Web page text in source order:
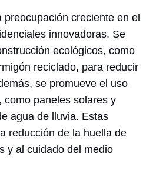
preocupación creciente en el
innovadoras. Se
ecológicos, como
reciclado, para reducir
se promueve el uso
paneles solares y
agua de lluvia. Estas
reducción de la huella de
y al cuidado del medio